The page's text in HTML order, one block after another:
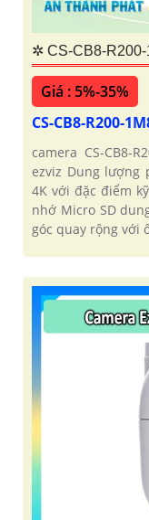
✲ CS-CB8-
Giá : 5%-35%
CS-CB8-R200-
camera CS-CB8-
ezviz Dung lượng
4K với đặc điểm
nhớ Micro SD
góc quay rộng với